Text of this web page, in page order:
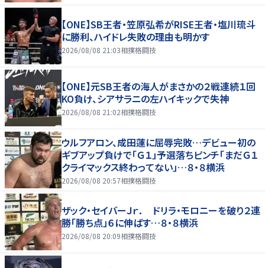
【ONE】SB王者・笠原弘希がRISE王者・塩川琉斗
に勝利、ハイドレ失敗の理由も明かす
2026/08/08 21:03相撲格闘技
【ONE】元SB王者の海人がまさかの２戦連続１回
KO負け、シアサラニの左ハイキックで失神
2026/08/08 21:02相撲格闘技
ウルフアロン、成田蓮に屈辱完敗…デビュー初の
ギブアップ負けで「Ｇ１」予選落ちピンチ「まだＧ１
クライマックス終わってない」…８・８横浜
2026/08/08 20:57相撲格闘技
ザック・セイバーＪｒ． ドリラ・モロニーを破り２連
勝「勝ち点」６に伸ばす…８・８横浜
2026/08/08 20:09相撲格闘技